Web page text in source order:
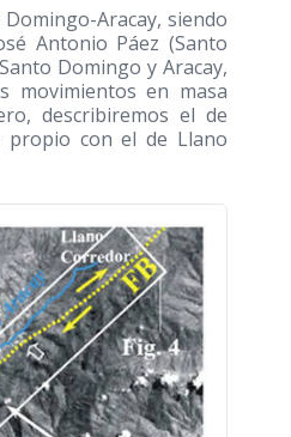
Aracay, siendo
Antonio Páez (Santo
Domingo y Aracay,
movimientos en masa
describiremos el de
propio con el de Llano